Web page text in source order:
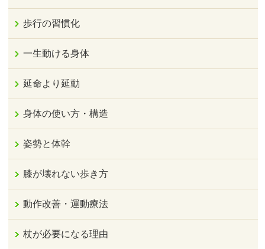
歩行の習慣化
一生動ける身体
延命より延動
身体の使い方・構造
姿勢と体幹
膝が壊れない歩き方
動作改善・運動療法
杖が必要になる理由